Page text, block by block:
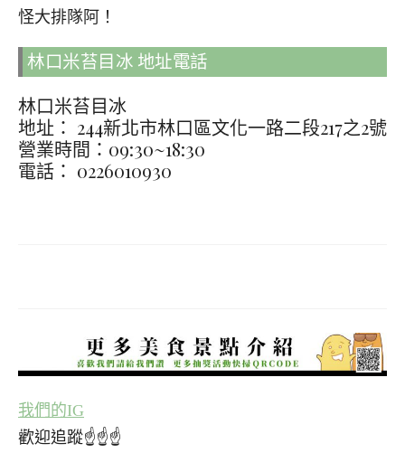
怪大排隊阿！
林口米苔目冰 地址電話
林口米苔目冰
地址： 244新北市林口區文化一路二段217之2號
營業時間：09:30~18:30
電話： 0226010930
我們的IG
歡迎追蹤☝☝☝